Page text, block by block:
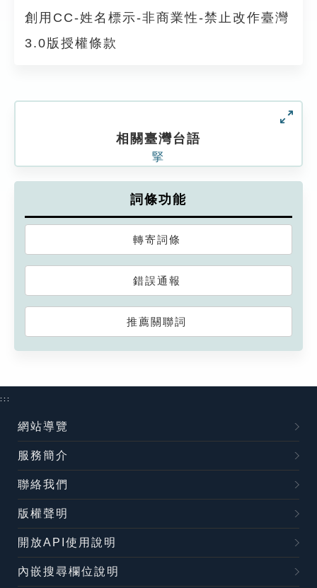
創用CC-姓名標示-非商業性-禁止改作臺灣
3.0版授權條款
相關臺灣台語
掔
詞條功能
轉寄詞條
錯誤通報
推薦關聯詞
:::
網站導覽
服務簡介
聯絡我們
版權聲明
開放API使用說明
內嵌搜尋欄位說明